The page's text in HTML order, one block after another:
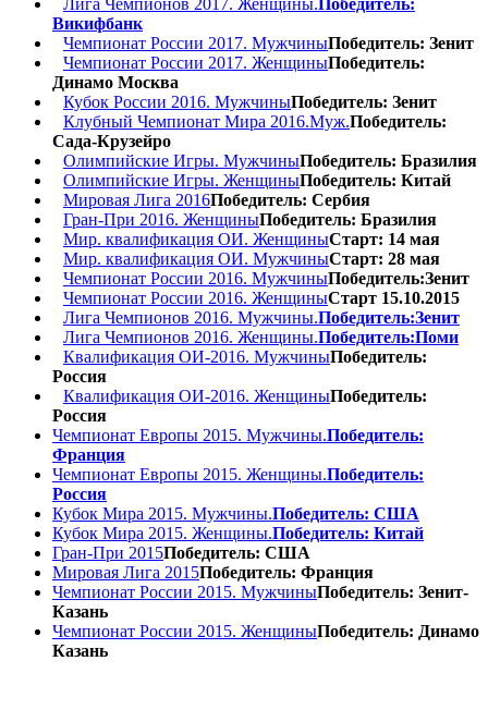
Викифбанк
Чемпионат России 2017. МужчиныПобедитель: Зенит
Чемпионат России 2017. ЖенщиныПобедитель:
Динамо Москва
Кубок России 2016. МужчиныПобедитель: Зенит
Клубный Чемпионат Мира 2016.Муж.Победитель:
Сада-Крузейро
Олимпийские Игры. МужчиныПобедитель: Бразилия
Олимпийские Игры. ЖенщиныПобедитель: Китай
Мировая Лига 2016Победитель: Сербия
Гран-При 2016. ЖенщиныПобедитель: Бразилия
Мир. квалификация ОИ. ЖенщиныСтарт: 14 мая
Мир. квалификация ОИ. МужчиныСтарт: 28 мая
Чемпионат России 2016. МужчиныПобедитель:Зенит
Чемпионат России 2016. ЖенщиныСтарт 15.10.2015
Лига Чемпионов 2016. Мужчины.Победитель:Зенит
Лига Чемпионов 2016. Женщины.Победитель:Поми
Квалификация ОИ-2016. МужчиныПобедитель:
Россия
Квалификация ОИ-2016. ЖенщиныПобедитель:
Россия
Чемпионат Европы 2015. Мужчины.Победитель:
Франция
Чемпионат Европы 2015. Женщины.Победитель:
Россия
Кубок Мира 2015. Мужчины.Победитель: США
Кубок Мира 2015. Женщины.Победитель: Китай
Гран-При 2015Победитель: США
Мировая Лига 2015Победитель: Франция
Чемпионат России 2015. МужчиныПобедитель: Зенит-
Казань
Чемпионат России 2015. ЖенщиныПобедитель: Динамо
Казань